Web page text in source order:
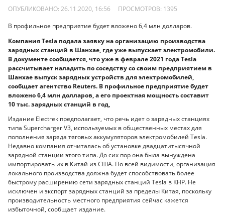
ОПУБЛИКОВАНО: 26.11.2020, 16:56 ПРОСМОТРОВ: 1395
В профильное предприятие будет вложено 6,4 млн долларов.
Компания Tesla подала заявку на организацию производства
зарядных станций в Шанхае, где уже выпускает электромобили.
В документе сообщается, что уже в феврале 2021 года Tesla
рассчитывает наладить по соседству со своим предприятием в
Шанхае выпуск зарядных устройств для электромобилей,
сообщает агентство Reuters. В профильное предприятие будет
вложено 6,4 млн долларов, а его проектная мощность составит
10 тыс. зарядных станций в год,
Издание Electrek предполагает, что речь идет о зарядных станциях
типа Supercharger V3, используемых в общественных местах для
пополнения заряда тяговых аккумуляторов электромобилей Tesla.
Недавно компания отчиталась об установке двадцатитысячной
зарядной станции этого типа. До сих пор она была вынуждена
импортировать их в Китай из США. По всей видимости, организация
локального производства должна будет способствовать более
быстрому расширению сети зарядных станций Tesla в КНР. Не
исключен и экспорт зарядных станций за пределы Китая, поскольку
производительность местного предприятия сейчас кажется
избыточной, сообщает издание.